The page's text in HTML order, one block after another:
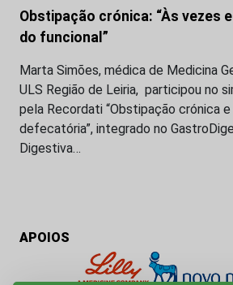
Obstipação crónica: “Às vezes
do funcional”
Marta Simões, médica de Medicina
ULS Região de Leiria, participou no
pela Recordati “Obstipação crónica
defecatória”, integrado no
Digestiva…
APOIOS